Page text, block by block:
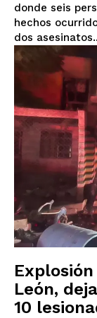
donde seis
hechos ocurridos
dos
León,
10